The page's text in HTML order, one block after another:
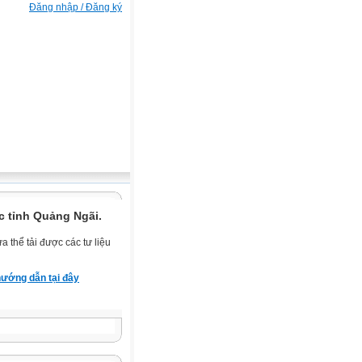
Đăng nhập / Đăng ký
tỉnh Quảng Ngãi.
thể tải được các tư liệu
dẫn tại đây